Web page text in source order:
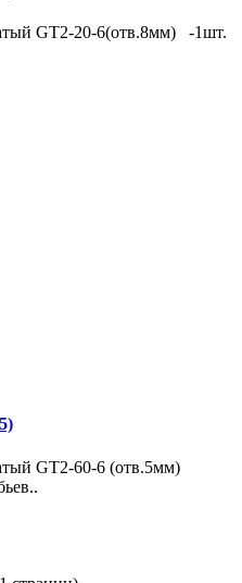
GT2-20-6(отв.8мм) -1шт.
GT2-60-6 (отв.5мм)